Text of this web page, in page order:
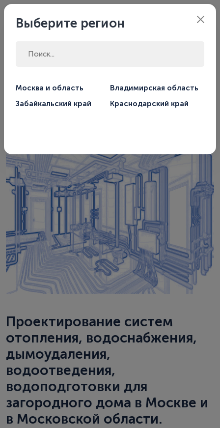
Забайкальский
Проектирование систем отопления, водоснабжения,
загородного дома в Москве и в Московской области.
Проектирование систем
отопления, водоснабжения,
дымоудаления,
водоотведения,
водоподготовки для
загородного дома в Москве и
в Московской области.
Выберите регион
Москва и область
Владимирская область
Забайкальский край
Краснодарский край